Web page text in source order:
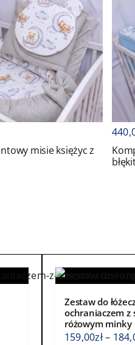
misie księżyc z
Zestaw do
ochraniaczem z
różowym minky
159,00zł–